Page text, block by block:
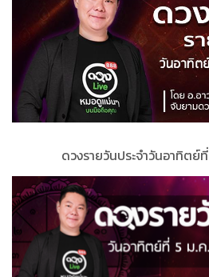
ดวงรายวันประจำวันอาทิตย์ที่